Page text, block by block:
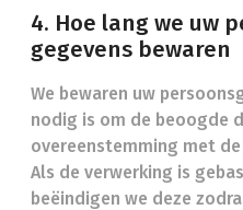
4. Hoe lang we uw
gegevens bewaren
We bewaren uw
nodig is om de beoogde
overeenstemming met
Als de verwerking is
beëindigen we deze